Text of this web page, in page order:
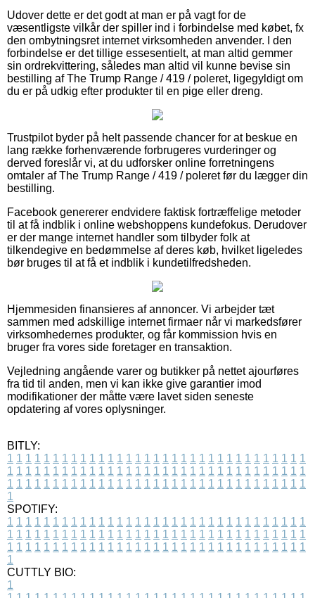
Udover dette er det godt at man er på vagt for de
væsentligste vilkår der spiller ind i forbindelse med købet, fx
den ombytningsret internet virksomheden anvender. I den
forbindelse er det tillige essesentielt, at man altid gemmer
sin ordrekvittering, således man altid vil kunne bevise sin
bestilling af The Trump Range / 419 / poleret, ligegyldigt om
du er på udkig efter produkter til en pige eller dreng.
Trustpilot byder på helt passende chancer for at beskue en
lang række forhenværende forbrugeres vurderinger og
derved foreslår vi, at du udforsker online forretningens
omtaler af The Trump Range / 419 / poleret før du lægger din
bestilling.
Facebook genererer endvidere faktisk fortræffelige metoder
til at få indblik i online webshoppens kundefokus. Derudover
er der mange internet handler som tilbyder folk at
tilkendegive en bedømmelse af deres køb, hvilket ligeledes
bør bruges til at få et indblik i kundetilfredsheden.
Hjemmesiden finansieres af annoncer. Vi arbejder tæt
sammen med adskillige internet firmaer når vi markedsfører
virksomhedernes produkter, og får kommission hvis en
bruger fra vores side foretager en transaktion.
Vejledning angående varer og butikker på nettet ajourføres
fra tid til anden, men vi kan ikke give garantier imod
modifikationer der måtte være lavet siden seneste
opdatering af vores oplysninger.
BITLY:
1 1 1 1 1 1 1 1 1 1 1 1 1 1 1 1 1 1 1 1 1 1 1 1 1 1 1 1 1 1 1 1 1
1 1 1 1 1 1 1 1 1 1 1 1 1 1 1 1 1 1 1 1 1 1 1 1 1 1 1 1 1 1 1 1 1
1 1 1 1 1 1 1 1 1 1 1 1 1 1 1 1 1 1 1 1 1 1 1 1 1 1 1 1 1 1 1 1 1
1
SPOTIFY:
1 1 1 1 1 1 1 1 1 1 1 1 1 1 1 1 1 1 1 1 1 1 1 1 1 1 1 1 1 1 1 1 1
1 1 1 1 1 1 1 1 1 1 1 1 1 1 1 1 1 1 1 1 1 1 1 1 1 1 1 1 1 1 1 1 1
1 1 1 1 1 1 1 1 1 1 1 1 1 1 1 1 1 1 1 1 1 1 1 1 1 1 1 1 1 1 1 1 1
1
CUTTLY BIO:
1